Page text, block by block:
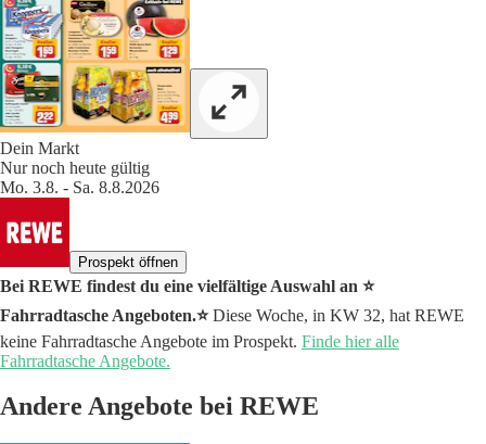
Dein Markt
Nur noch heute gültig
Mo. 3.8. - Sa. 8.8.2026
Prospekt öffnen
Bei REWE findest du eine vielfältige Auswahl an ⭐️
Fahrradtasche Angeboten.⭐️Diese Woche, in KW 32, hat REWE
keine Fahrradtasche Angebote im Prospekt. Finde hier alle
Fahrradtasche Angebote.
Andere Angebote bei REWE